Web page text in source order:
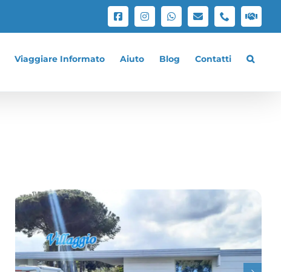
Facebook
Instagram
WhatsApp
EmailPhone
con
Viaggiare Informato Aiuto Blog Contatti